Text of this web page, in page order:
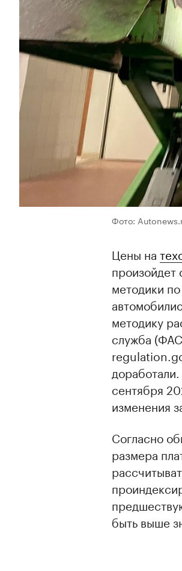
Фото:
Цены на
произойдет
методики
методику
служба
сентября
изменения
Согласно
размера
быть выше